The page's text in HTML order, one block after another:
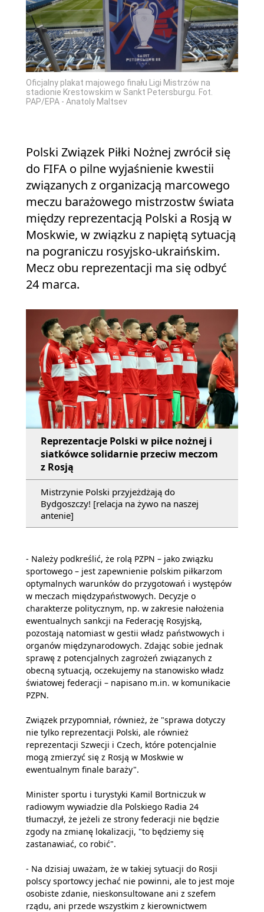
Oficjalny plakat majowego finału Ligi Mistrzów na
stadionie Krestowskim w Sankt Petersburgu. Fot.
PAP/EPA - Anatoly Maltsev
Polski Związek Piłki Nożnej zwrócił się
do FIFA o pilne wyjaśnienie kwestii
związanych z organizacją marcowego
meczu barażowego mistrzostw świata
między reprezentacją Polski a Rosją w
Moskwie, w związku z napiętą sytuacją
na pograniczu rosyjsko-ukraińskim.
Mecz obu reprezentacji ma się odbyć
24 marca.
Reprezentacje Polski w piłce nożnej i
siatkówce solidarnie przeciw meczom
z Rosją
Mistrzynie Polski przyjeżdżają do
Bydgoszczy! [relacja na żywo na naszej
antenie]
- Należy podkreślić, że rolą PZPN – jako związku
sportowego – jest zapewnienie polskim piłkarzom
optymalnych warunków do przygotowań i występów
w meczach międzypaństwowych. Decyzje o
charakterze politycznym, np. w zakresie nałożenia
ewentualnych sankcji na Federację Rosyjską,
pozostają natomiast w gestii władz państwowych i
organów międzynarodowych. Zdając sobie jednak
sprawę z potencjalnych zagrożeń związanych z
obecną sytuacją, oczekujemy na stanowisko władz
światowej federacji – napisano m.in. w komunikacie
PZPN.
Związek przypomniał, również, że "sprawa dotyczy
nie tylko reprezentacji Polski, ale również
reprezentacji Szwecji i Czech, które potencjalnie
mogą zmierzyć się z Rosją w Moskwie w
ewentualnym finale baraży".
Minister sportu i turystyki Kamil Bortniczuk w
radiowym wywiadzie dla Polskiego Radia 24
tłumaczył, że jeżeli ze strony federacji nie będzie
zgody na zmianę lokalizacji, "to będziemy się
zastanawiać, co robić".
- Na dzisiaj uważam, że w takiej sytuacji do Rosji
polscy sportowcy jechać nie powinni, ale to jest moje
osobiste zdanie, nieskonsultowane ani z szefem
rządu, ani przede wszystkim z kierownictwem